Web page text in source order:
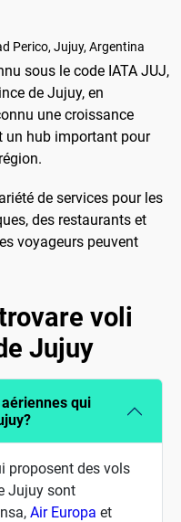
Perico, Jujuy, Argentina
sous le code IATA JUJ,
de Jujuy, en
une croissance
un hub important pour
de services pour les
des restaurants et
voyageurs peuvent
voli
Jujuy
qui
proposent des vols
Jujuy sont
Air Europa et